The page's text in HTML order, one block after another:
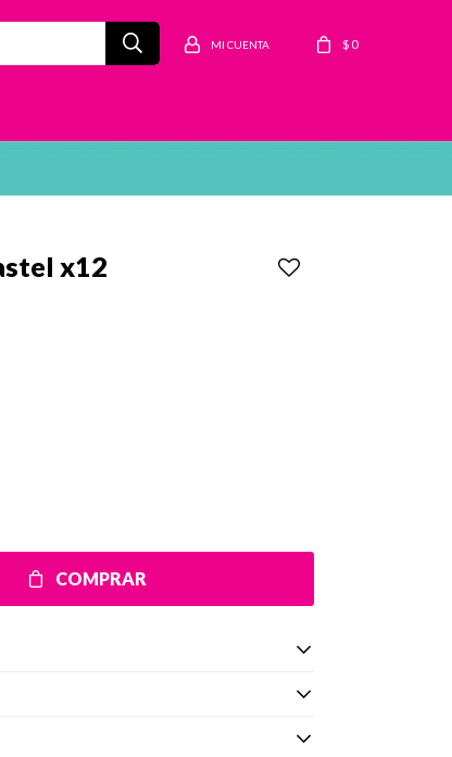
$ 0
x12
COMPRAR